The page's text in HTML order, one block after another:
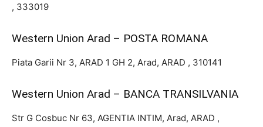
, 333019
Western Union Arad – POSTA ROMANA
Piata Garii Nr 3, ARAD 1 GH 2, Arad, ARAD , 310141
Western Union Arad – BANCA TRANSILVANIA
Str G Cosbuc Nr 63, AGENTIA INTIM, Arad, ARAD ,